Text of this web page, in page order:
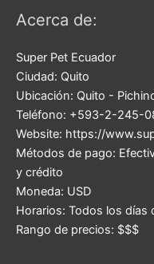
Acerca de:
Super Pet Ecuador
Ciudad: Quito
Ubicación: Quito -
Teléfono: +593-2-245-
Website: https://
Métodos de pago:
y crédito
Moneda: USD
Horarios: Todos los días
Rango de precios: $$$